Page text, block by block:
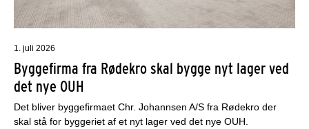
1. juli 2026
Byggefirma fra Rødekro skal bygge nyt lager ved
det nye OUH
Det bliver byggefirmaet Chr. Johannsen A/S fra Rødekro der
skal stå for byggeriet af et nyt lager ved det nye OUH.